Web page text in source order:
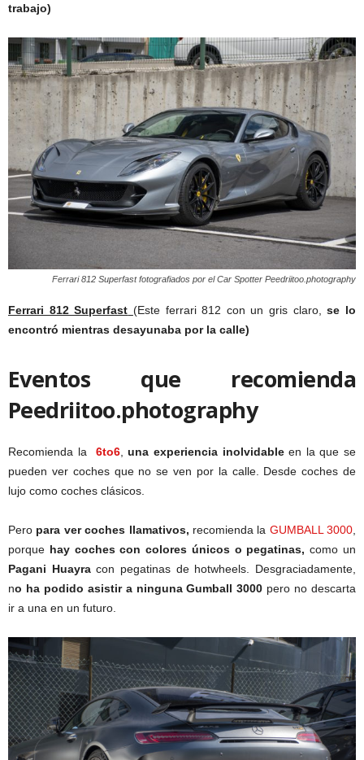
trabajo)
Ferrari 812 Superfast fotografiados por el Car Spotter Peedriitoo.photography
Ferrari 812 Superfast (Este ferrari 812 con un gris claro,se lo
encontró mientras desayunaba por la calle)
Eventos que recomienda
Peedriitoo.photography
Recomienda la 6to6,una experiencia inolvidableen la que se
pueden ver coches que no se ven por la calle. Desde coches de
lujo como coches clásicos.
Pero para ver coches llamativos, recomienda la GUMBALL 3000
porque hay coches con colores únicos o pegatinas, como un
Pagani Huayracon pegatinas de hotwheels. Desgraciadamente,
no ha podido asistir a ninguna Gumball 3000 pero no descarta
ir a una en un futuro.